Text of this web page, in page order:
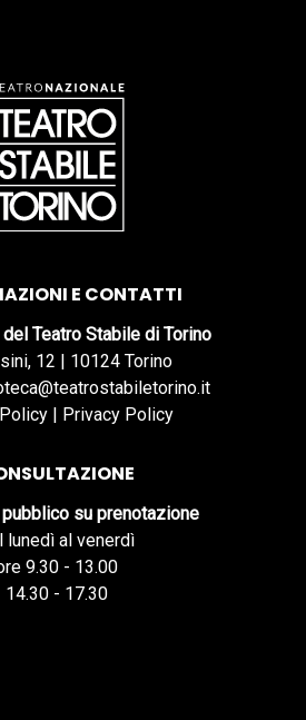
E CONTATTI
Teatro Stabile di Torino
12 | 10124 Torino
| Privacy Policy
su prenotazione
lunedì al venerdì
9.30 - 13.00
14.30 - 17.30